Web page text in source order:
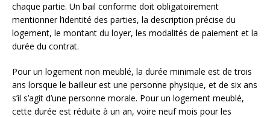
chaque partie. Un bail conforme doit obligatoirement
mentionner l’identité des parties, la description précise du
logement, le montant du loyer, les modalités de paiement et la
durée du contrat.
Pour un logement non meublé, la durée minimale est de trois
ans lorsque le bailleur est une personne physique, et de six ans
s’il s’agit d’une personne morale. Pour un logement meublé,
cette durée est réduite à un an, voire neuf mois pour les